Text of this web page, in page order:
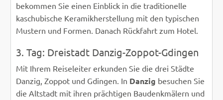
bekommen Sie einen Einblick in die traditionelle
kaschubische Keramikherstellung mit den typischen
Mustern und Formen. Danach Rückfahrt zum Hotel.
3. Tag: Dreistadt Danzig-Zoppot-Gdingen
Mit Ihrem Reiseleiter erkunden Sie die drei Städte
Danzig, Zoppot und Gdingen. In Danzig besuchen Sie
die Altstadt mit ihren prächtigen Baudenkmälern und